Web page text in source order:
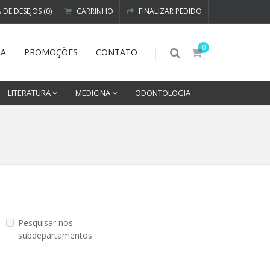
DE DESEJOS (0) CARRINHO FINALIZAR PEDIDO
0
PROMOÇÕES CONTATO
LITERATURA MEDICINA ODONTOLOGIA
Pesquisar nos
subdepartamentos